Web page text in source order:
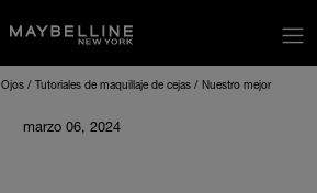
Ojos Tutoriales de maquillaje de cejas
Nuestro mejor
marzo 06, 2024